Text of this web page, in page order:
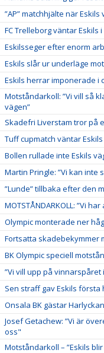
”AP” matchhjälte när Eskils
FC Trelleborg väntar Eskils i
Eskilsseger efter enorm
Eskils slår ur underläge
Eskils herrar imponerade i
Motståndarkoll: ”Vi vill så
vägen”
Skadefri Liverstam tror på
Tuff cupmatch väntar Eskils
Bollen rullade inte Eskils
Martin Pringle: ”Vi kan inte
”Lunde” tillbaka efter den
MOTSTÅNDARKOLL: ”Vi
Olympic monterade ner
Fortsatta skadebekymmer
BK Olympic speciell
”Vi vill upp på vinnarspåret
Sen straff gav Eskils första
Onsala BK gästar Harlyckan
Josef Getachew: ”Vi är
oss"
Motståndarkoll – ”Eskils